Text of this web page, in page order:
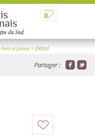
0
Parcs et jardins > Détail
Partager :